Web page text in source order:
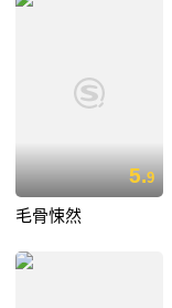
5.9
毛骨悚然